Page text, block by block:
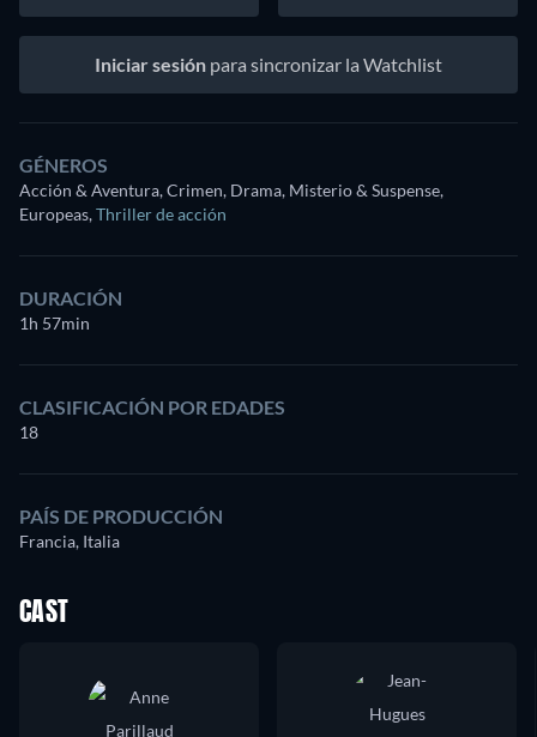
Iniciar sesión para sincronizar la Watchlist
GÉNEROS
Acción & Aventura, Crimen, Drama, Misterio & Suspense,
Europeas,Thriller de acción
DURACIÓN
1h 57min
CLASIFICACIÓN POR EDADES
18
PAÍS DE PRODUCCIÓN
Francia, Italia
CAST